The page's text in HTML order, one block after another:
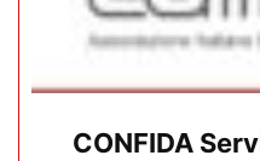
CONFIDA